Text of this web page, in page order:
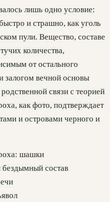
лишь одно условие:
и страшно, как уголь
пули. Вещество, составе
количества,
от остального
залогом вечной основы
связи с теорией
как фото, подтверждает
и островами черного и
шашки
состав